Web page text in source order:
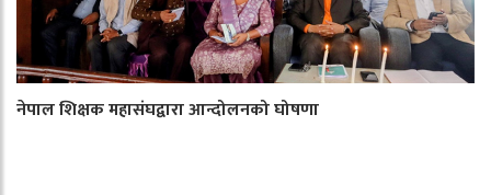
नेपाल शिक्षक महासंघद्वारा आन्दोलनको घोषणा